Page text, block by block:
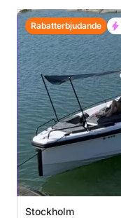
Stockholm
Rabatterbjudande